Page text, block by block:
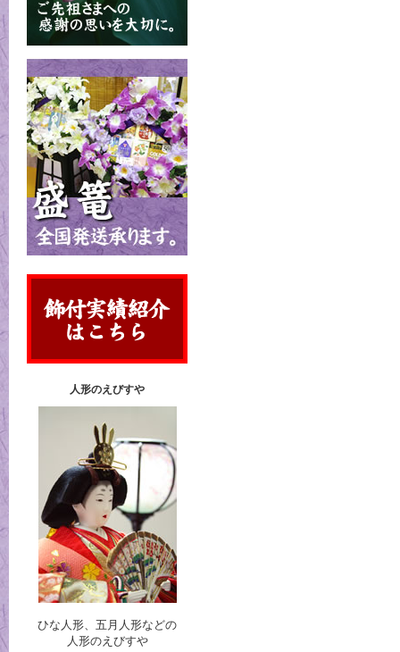
人形のえびすや
ひな人形、五月人形などの
人形のえびすや